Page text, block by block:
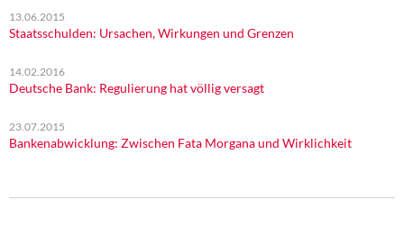
13.06.2015
Staatsschulden: Ursachen, Wirkungen und Grenzen
14.02.2016
Deutsche Bank: Regulierung hat völlig versagt
23.07.2015
Bankenabwicklung: Zwischen Fata Morgana und Wirklichkeit